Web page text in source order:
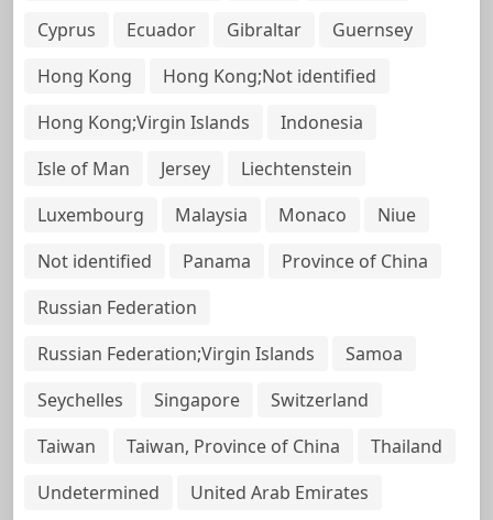
Cyprus
Ecuador Gibraltar
Guernsey
Hong Kong
Hong Kong;Not identified
Hong Kong;Virgin Islands
Indonesia
Isle of Man
Jersey
Liechtenstein
Luxembourg
Malaysia Monaco
Niue
Not identified
Panama
Province of China
Russian Federation
Russian Federation;Virgin Islands
Samoa
Seychelles
Singapore
Switzerland
Taiwan
Taiwan, Province of China
Thailand
Undetermined
United Arab Emirates